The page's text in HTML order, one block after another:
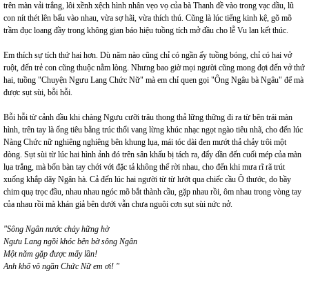
trên màn vải trắng, lôi xềnh xệch hình nhân vẹo vọ của bà Thanh đề vào trong vạc dầu, lũ
con nít thét lên bấu vào nhau, vừa sợ hãi, vừa thích thú. Cũng là lúc tiếng kinh kệ, gõ mõ
trầm đục loang đầy trong không gian báo hiệu tuồng tích mở đầu cho lễ Vu lan kết thúc.
Em thích sự tích thứ hai hơn. Dù năm nào cũng chỉ có ngần ấy tuồng bóng, chỉ có hai vở
ruột, đến trẻ con cũng thuộc nằm lòng. Nhưng bao giờ mọi người cũng mong đợi đến vở thứ
hai, tuồng "Chuyện Ngưu Lang Chức Nữ" mà em chỉ quen gọi "Ông Ngâu bà Ngâu" để mà
được sụt sùi, bỗi hỗi.
Bỗi hỗi từ cảnh đầu khi chàng Ngưu cưỡi trâu thong thả lững thững đi ra từ bên trái màn
hình, trên tay là ống tiêu bằng trúc thổi vang lừng khúc nhạc ngọt ngào tiêu nhã, cho đến lúc
Nàng Chức nữ nghiêng nghiêng bên khung lụa, mái tóc dài đen mướt thả chảy trôi một
dòng. Sụt sùi từ lúc hai hình ảnh đó trên sân khấu bị tách ra, đẩy dần đến cuối mép của màn
lụa trắng, mà bốn bàn tay chới với đặc tả không thể rời nhau, cho đến khi mưa rĩ rã trút
xuống khắp dãy Ngân hà. Cả đến lúc hai người từ từ lướt qua chiếc cầu Ô thước, do bầy
chim quạ trọc đầu, nhau nhau ngóc mõ bắt thành cầu, gặp nhau rồi, ôm nhau trong vòng tay
của nhau rồi mà khán giả bên dưới vẫn chưa nguôi cơn sụt sùi nức nở.
"Sông Ngân nước chảy hững hờ
Ngưu Lang ngồi khóc bên bờ sông Ngân
Một nǎm gặp được mấy lần!
Anh khổ vô ngần Chức Nữ em ơi! "